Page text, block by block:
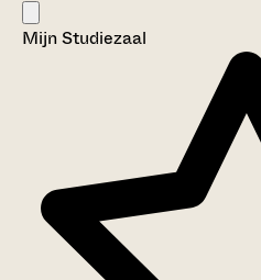
Mijn Studiezaal